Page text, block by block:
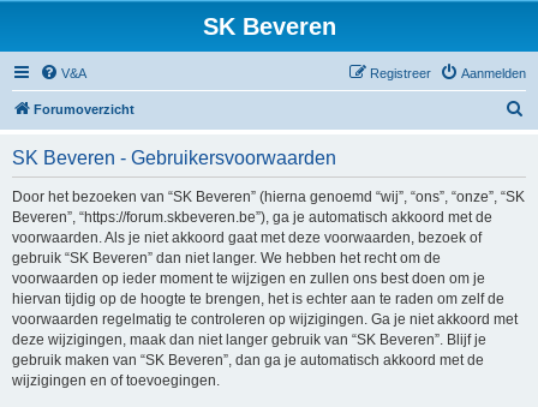
SK Beveren
V&A Aanmelden
Registreer
Forumoverzicht
SK Beveren - Gebruikersvoorwaarden
Door het bezoeken van “SK Beveren” (hierna genoemd “wij”, “ons”, “onze”, “SK
Beveren”, “https://forum.skbeveren.be”), ga je automatisch akkoord met de
voorwaarden. Als je niet akkoord gaat met deze voorwaarden, bezoek of
gebruik “SK Beveren” dan niet langer. We hebben het recht om de
voorwaarden op ieder moment te wijzigen en zullen ons best doen om je
hiervan tijdig op de hoogte te brengen, het is echter aan te raden om zelf de
voorwaarden regelmatig te controleren op wijzigingen. Ga je niet akkoord met
deze wijzigingen, maak dan niet langer gebruik van “SK Beveren”. Blijf je
gebruik maken van “SK Beveren”, dan ga je automatisch akkoord met de
wijzigingen en of toevoegingen.